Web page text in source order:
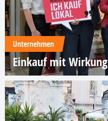
Unternehmen
Einkauf mit Wirkung